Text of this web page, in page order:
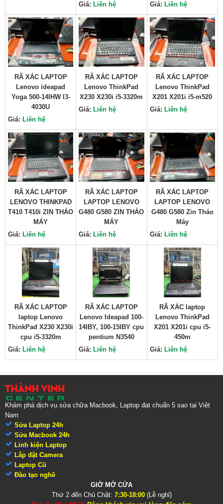
Giá: Liên hệ
Giá: Liên hệ
RÃ XÁC LAPTOP
Lenovo ideapad
Yoga 500-14IHW I3-
4030U
Giá: Liên hệ
RÃ XÁC LAPTOP
Lenovo ThinkPad
X230 X230i i5-3320m
Giá: Liên hệ
RÃ XÁC LAPTOP
Lenovo ThinkPad
X201 X201i i5-m520
Giá: Liên hệ
RÃ XÁC LAPTOP
LENOVO THINKPAD
T410 T410i ZIN THÁO
MÁY
Giá: Liên hệ
RÃ XÁC LAPTOP
LAPTOP LENOVO
G480 G580 ZIN THÁO
MÁY
Giá: Liên hệ
RÃ XÁC LAPTOP
LAPTOP LENOVO
G480 G580 Zin Tháo
Máy
Giá: Liên hệ
RÃ XÁC LAPTOP
laptop Lenovo
ThinkPad X230 X230i
cpu i5-3320m
Giá: Liên hệ
RÃ XÁC LAPTOP
Lenovo Ideapad 100-
14IBY, 100-15IBY cpu
pentium N3540
Giá: Liên hệ
RÃ XÁC laptop
Lenovo ThinkPad
X201 X201i cpu i5-
450m
Giá: Liên hệ
Khám phá dịch vụ sửa chữa Macbook, Laptop đạt chuẩn 5 sao tại Việt
Nam
Sửa Laptop 24h
Sửa Macbook 24h
Linh kiện Laptop
Lắp đặt Camera
Laptop Cũ
Đào tạo nghề
GIỜ MỞ CỬA
Thứ 2 đến Chủ Chật: 7:30-18:00(Lễ nghỉ)